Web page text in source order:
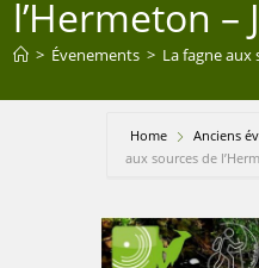
l’Hermeton –
> Évenements > La fagne aux
Home Anciens
aux sources de